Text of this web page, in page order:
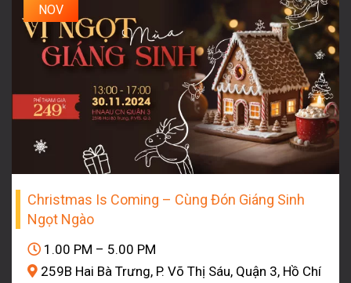
NOV
Christmas Is Coming – Cùng Đón Giáng Sinh
Ngọt Ngào
1.00 PM – 5.00 PM
259B Hai Bà Trưng, P. Võ Thị Sáu, Quận 3, Hồ Chí